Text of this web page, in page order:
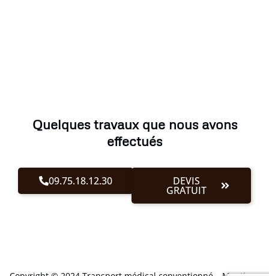
Quelques travaux que nous avons
effectués
09.75.18.12.30 DEVIS
GRATUIT